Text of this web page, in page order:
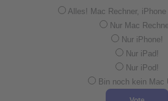
Alles! Mac Rechner, iPhone
Nur Mac
Nur iPhone!
Nur iPad!
Nur iPod!
Bin noch kein Mac